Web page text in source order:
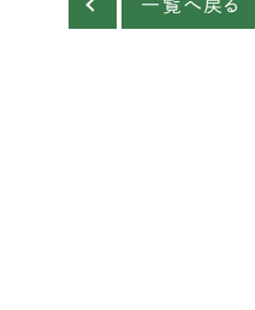
一覧へ戻る